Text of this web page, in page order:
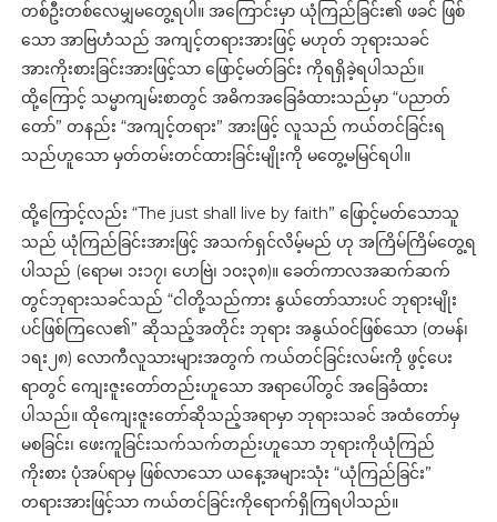
တစ်ဦးတစ်လေမျှမတွေ့ရပါ။ အကြောင်းမှာ ယုံကြည်ခြင်း၏ ဖခင် ဖြစ်
သော အာဗြဟံသည် အကျင့်တရားအားဖြင့် မဟုတ် ဘုရားသခင်
အားကိုးစားခြင်းအားဖြင့်သာ ဖြောင့်မတ်ခြင်း ကိုရရှိခဲ့ရပါသည်။
ထို့ကြောင့် သမ္မာကျမ်းစာတွင် အဓိကအခြေခံထားသည်မှာ “ပညာတ်
တော်” တနည်း “အကျင့်တရား” အားဖြင့် လူသည် ကယ်တင်ခြင်းရ
သည်ဟူသော မှတ်တမ်းတင်ထားခြင်းမျိုးကို မတွေ့မမြင်ရပါ။
ထို့ကြောင့်လည်း “The just shall live by faith” ဖြောင့်မတ်သောသူ
သည် ယုံကြည်ခြင်းအားဖြင့် အသက်ရှင်လိမ့်မည် ဟု အကြိမ်ကြိမ်တွေ့ရ
ပါသည် (ရောမ၊ ၁း၁၇၊ ဟေဗြဲ၊ ၁ဝး၃၈)။ ခေတ်ကာလအဆက်ဆက်
တွင်ဘုရားသခင်သည် “ငါတို့သည်ကား နွယ်တော်သားပင် ဘုရားမျိုး
ပင်ဖြစ်ကြလေ၏” ဆိုသည့်အတိုင်း ဘုရား အနွယ်ဝင်ဖြစ်သော (တမန်၊
၁ရး၂၈) လောကီလူသားများအတွက် ကယ်တင်ခြင်းလမ်းကို ဖွင့်ပေး
ရာတွင် ကျေးဇူးတော်တည်းဟူသော အရာပေါ်တွင် အခြေခံထား
ပါသည်။ ထိုကျေးဇူးတော်ဆိုသည့်အရာမှာ ဘုရားသခင် အထံတော်မှ
မစခြင်း၊ ဖေးကူခြင်းသက်သက်တည်းဟူသော ဘုရားကိုယုံကြည်
ကိုးစား ပုံအပ်ရာမှ ဖြစ်လာသော ယနေ့အများသုံး “ယုံကြည်ခြင်း”
တရားအားဖြင့်သာ ကယ်တင်ခြင်းကိုရောက်ရှိကြရပါသည်။